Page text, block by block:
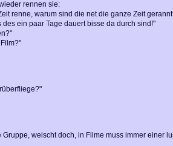
rennen sie:
renne, warum sind die net die ganze Zeit
ein paar Tage dauert bisse da durch sind!"
weischt doch, in Filme muss immer einer